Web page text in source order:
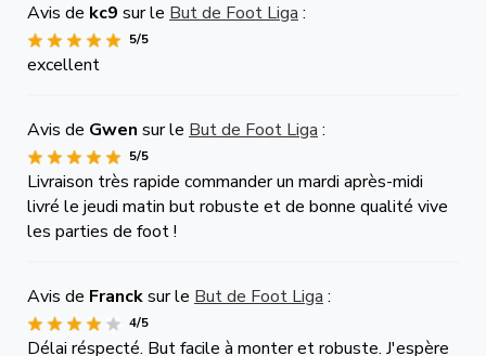
Avis de kc9 sur le But de Foot Liga :
5/5
excellent
Avis de Gwen sur le But de Foot Liga :
5/5
Livraison très rapide commander un mardi après-midi
livré le jeudi matin but robuste et de bonne qualité vive
les parties de foot !
Avis de Francksur le But de Foot Liga :
4/5
Délai réspecté. But facile à monter et robuste. J'espère